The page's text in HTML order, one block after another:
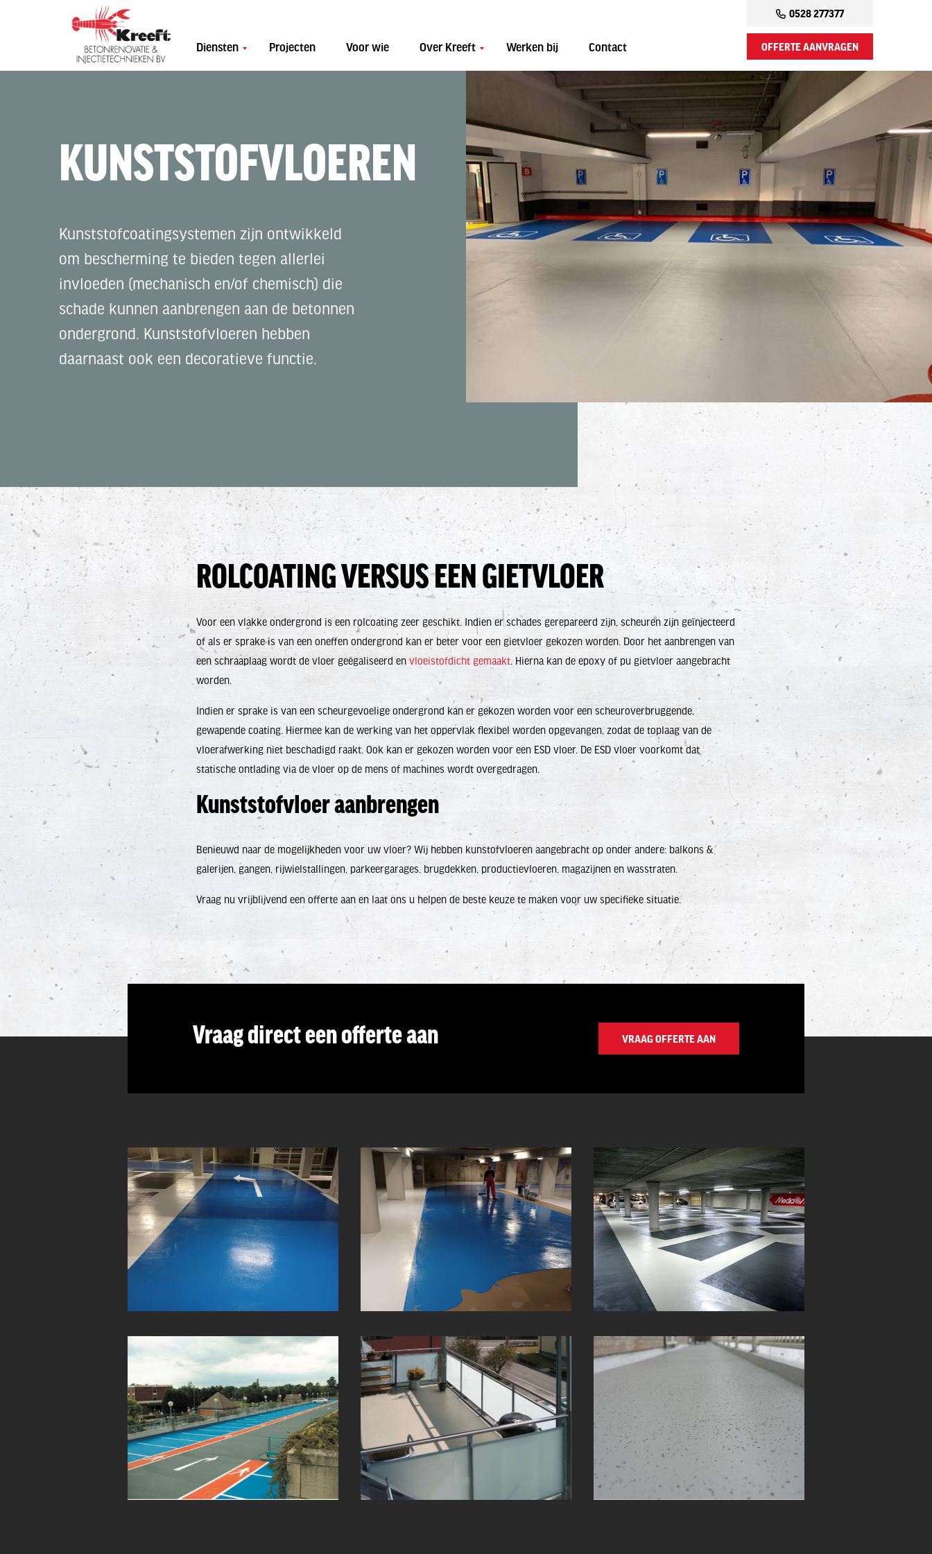
Diensten Projecten Voor wie Over Kreeft Werken bij Contact
0528 277377
OFFERTE AANVRAGEN
KUNSTSTOFVLOEREN
Kunststofcoatingsystemen zijn ontwikkeld
om bescherming te bieden tegen allerlei
invloeden (mechanisch en/of chemisch) die
schade kunnen aanbrengen aan de betonnen
ondergrond. Kunststofvloeren hebben
daarnaast ook een decoratieve functie.
ROLCOATING VERSUS EEN GIETVLOER
Voor een vlakke ondergrond is een rolcoating zeer geschikt. Indien er schades gerepareerd zijn, scheuren zijn geïnjecteerd
of als er sprake is van een oneffen ondergrond kan er beter voor een gietvloer gekozen worden. Door het aanbrengen van
een schraaplaag wordt de vloer geëgaliseerd envloeistofdicht gemaakt. Hierna kan de epoxy of pu gietvloer aangebracht
worden.
Indien er sprake is van een scheurgevoelige ondergrond kan er gekozen worden voor een scheuroverbruggende,
gewapende coating. Hiermee kan de werking van het oppervlak flexibel worden opgevangen, zodat de toplaag van de
vloerafwerking niet beschadigd raakt. Ook kan er gekozen worden voor een ESD vloer. De ESD vloer voorkomt dat
statische ontlading via de vloer op de mens of machines wordt overgedragen.
Kunststofvloer aanbrengen
Benieuwd naar de mogelijkheden voor uw vloer? Wij hebben kunstofvloeren aangebracht op onder andere: balkons &
galerijen, gangen, rijwielstallingen, parkeergarages, brugdekken, productievloeren, magazijnen en wasstraten.
Vraag nu vrijblijvend een offerte aan en laat ons u helpen de beste keuze te maken voor uw specifieke situatie.
Vraag direct een offerte aan VRAAG OFFERTE AAN